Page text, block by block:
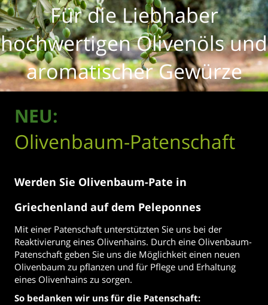
Für die Liebhaber
hochwertigen Olivenöls und
aromatischer Gewürze
NEU:
Olivenbaum-Patenschaft
Werden Sie Olivenbaum-Pate in
Griechenland auf dem Peleponnes
Mit einer Patenschaft unterstützten Sie uns bei der
Reaktivierung eines Olivenhains. Durch eine Olivenbaum-
Patenschaft geben Sie uns die Möglichkeit einen neuen
Olivenbaum zu pflanzen und für Pflege und Erhaltung
eines Olivenhains zu sorgen.
So bedanken wir uns für die Patenschaft: